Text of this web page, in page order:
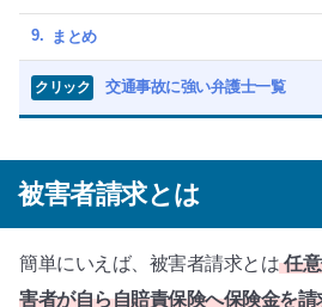
まとめ
クリック 交通事故に強い弁護士一覧
被害者請求とは
簡単にいえば、被害者請求とは 任
害者が自ら自賠責保険へ保険金を